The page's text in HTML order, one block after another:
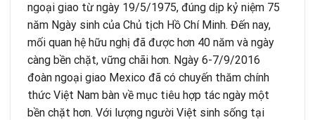
ngoại giao từ ngày 19/5/1975, đúng dịp kỷ niệm 75
năm Ngày sinh của Chủ tịch Hồ Chí Minh. Đến nay,
mối quan hệ hữu nghị đã được hơn 40 năm và ngày
càng bền chặt, vững chãi hơn. Ngày 6-7/9/2016
đoàn ngoại giao Mexico đã có chuyến thăm chính
thức Việt Nam bàn về mục tiêu hợp tác ngày một
bền chặt hơn. Với lượng người Việt sinh sống tại